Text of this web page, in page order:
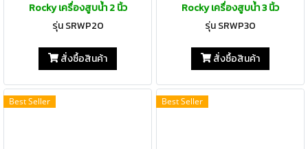
Rocky เครื่องสูบน้ำ 2 นิ้ว
รุ่น SRWP20
สั่งซื้อสินค้า
Rocky เครื่องสูบน้ำ 3 นิ้ว
รุ่น SRWP30
สั่งซื้อสินค้า
Best Seller Best Seller